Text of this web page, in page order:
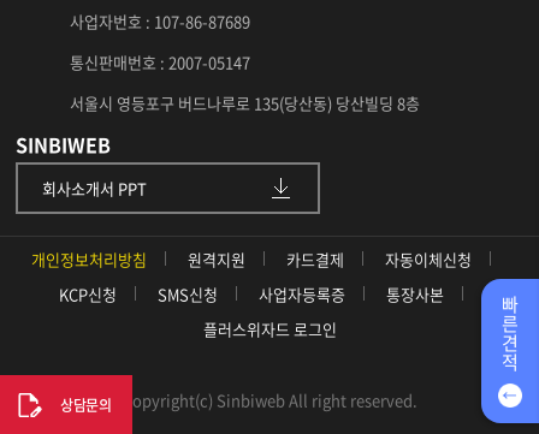
빠
른
견
적
상담문의
사업자번호 : 107-86-87689
통신판매번호 : 2007-05147
서울시 영등포구 버드나루로 135(당산동) 당산빌딩 8층
SINBIWEB
회사소개서 PPT
개인정보처리방침 원격지원 카드결제
자동이체신청
KCP신청
SMS신청 사업자등록증
통장사본
플러스위자드 로그인
Copyright(c) Sinbiweb All right reserved.